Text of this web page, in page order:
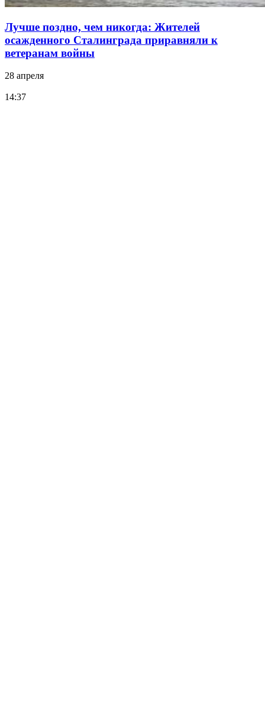
Лучше поздно, чем никогда: Жителей
осажденного Сталинграда приравняли к
ветеранам войны
28 апреля
14:37